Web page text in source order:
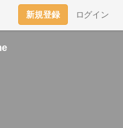
新規登録 ログイン